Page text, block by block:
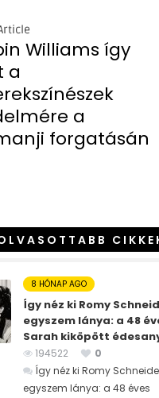
Williams így
a
a
forgatásán
8 HÓNAP AGO
Így néz ki Romy
egyszem lánya: a 48
Sarah kiköpött
194522
0
Így néz ki Romy
egyszem lánya: a 48 éves